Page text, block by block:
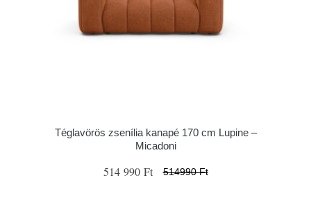
Téglavörös zsenília kanapé 170 cm Lupine –
Micadoni
514 990 Ft 514990 Ft